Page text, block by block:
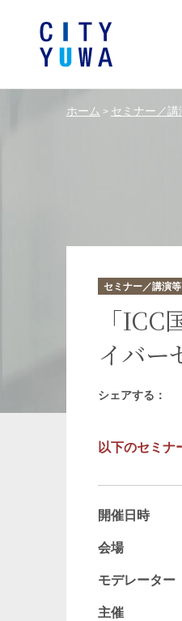
エネルギー
製造業
暗号資産・
ホーム > セミナー／講
セミナー／講演等
「
イバー
シェアする：
以下のセミナ
開催日時
会場
モデレーター
主催